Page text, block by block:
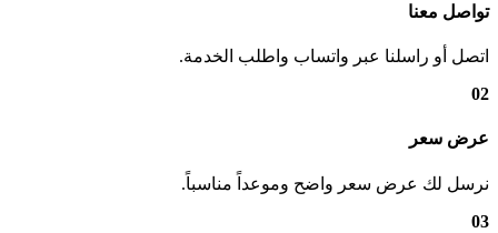
تواصل معنا
اتصل أو راسلنا عبر واتساب واطلب الخدمة.
02
عرض سعر
نرسل لك عرض سعر واضح وموعداً مناسباً.
03